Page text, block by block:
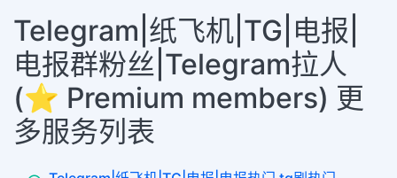
Telegram|纸飞机|TG|电报|
电报群粉丝|Telegram拉人
(⭐ Premium members) 更
多服务列表